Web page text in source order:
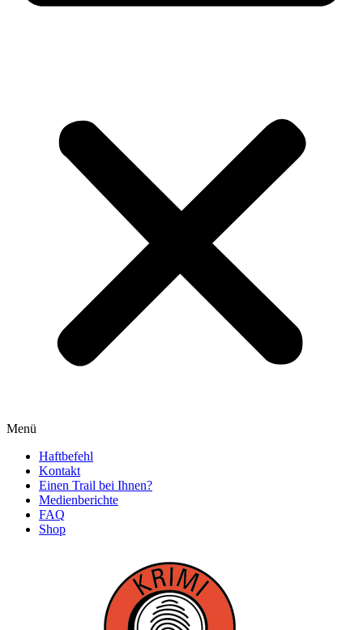
Menü
Haftbefehl
Kontakt
Einen Trail bei Ihnen?
Medienberichte
FAQ
Shop